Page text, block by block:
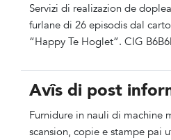
Servizi di realizazion de
furlane di 26 episodis dal
“HappyTe Hoglet”. CIG
Avîs di post
Furnidure in nauli di machine
scansion, copie e stampe pai